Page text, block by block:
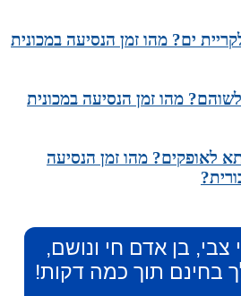
ים? מהו זמן הנסיעה במכונית
מהו זמן הנסיעה במכונית
לאופקים? מהו זמן הנסיעה
בן אדם חי ונושם,
בחינם תוך כמה דקות!